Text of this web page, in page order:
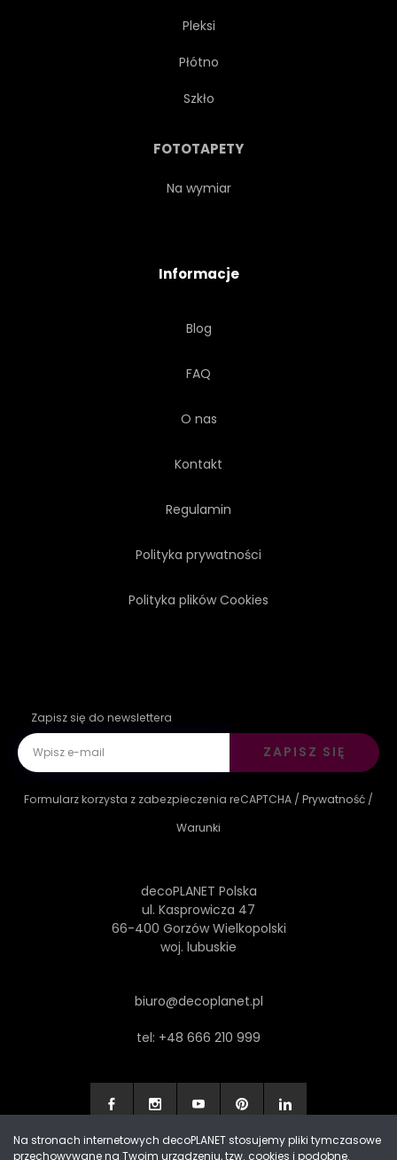
Pleksi
Płótno
Szkło
FOTOTAPETY
Na wymiar
Informacje
Blog
FAQ
O nas
Kontakt
Regulamin
Polityka prywatności
Polityka plików Cookies
Zapisz się do newslettera
ZAPISZ SIĘ
Formularz korzysta z zabezpieczenia reCAPTCHA / Prywatność /
Warunki
decoPLANET Polska
ul. Kasprowicza 47
66-400 Gorzów Wielkopolski
woj. lubuskie
biuro@decoplanet.pl
tel: +48 666 210 999
Na stronach internetowych decoPLANET stosujemy pliki tymczasowe
przechowywane na Twoim urządzeniu, tzw. cookies i podobne.